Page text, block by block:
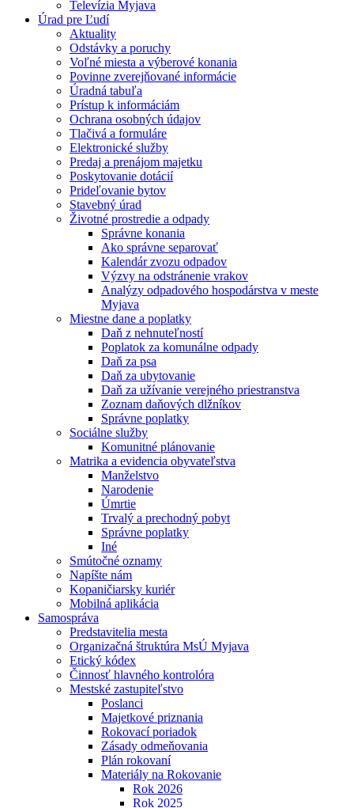
Televízia Myjava
Úrad pre Ľudí
Aktuality
Odstávky a poruchy
Voľné miesta a výberové konania
Povinne zverejňované informácie
Úradná tabuľa
Prístup k informáciám
Ochrana osobných údajov
Tlačivá a formuláre
Elektronické služby
Predaj a prenájom majetku
Poskytovanie dotácií
Prideľovanie bytov
Stavebný úrad
Životné prostredie a odpady
Správne konania
Ako správne separovať
Kalendár zvozu odpadov
Výzvy na odstránenie vrakov
Analýzy odpadového hospodárstva v meste
Myjava
Miestne dane a poplatky
Daň z nehnuteľností
Poplatok za komunálne odpady
Daň za psa
Daň za ubytovanie
Daň za užívanie verejného priestranstva
Zoznam daňových dlžníkov
Správne poplatky
Sociálne služby
Komunitné plánovanie
Matrika a evidencia obyvateľstva
Manželstvo
Narodenie
Úmrtie
Trvalý a prechodný pobyt
Správne poplatky
Iné
Smútočné oznamy
Napíšte nám
Kopaničiarsky kuriér
Mobilná aplikácia
Samospráva
Predstavitelia mesta
Organizačná štruktúra MsÚ Myjava
Etický kódex
Činnosť hlavného kontrolóra
Mestské zastupiteľstvo
Poslanci
Majetkové priznania
Rokovací poriadok
Zásady odmeňovania
Plán rokovaní
Materiály na Rokovanie
Rok 2026
Rok 2025